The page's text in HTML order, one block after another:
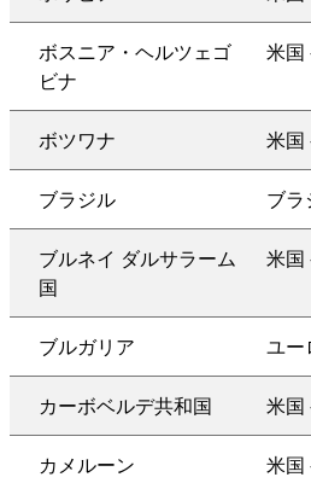
ボスニア・ヘルツェゴ
ビナ
米国
ボツワナ 米国
ブラジル ブラ
ブルネイ ダルサラーム
国
米国
ブルガリア ユー
カーボベルデ共和国 米国
カメルーン 米国